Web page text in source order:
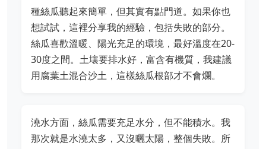
種絲瓜聽起來簡單，但其實有點門道。如果你也
想試試，這裡分享我的經驗，包括失敗的部分。
絲瓜喜歡溫暖、陽光充足的環境，最好溫度在20-
30度之間。土壤要排水好，富含有機質，我建議
用腐葉土混合沙土，這樣絲瓜根部才不會爛。
澆水方面，絲瓜需要充足水分，但不能積水。我
那次就是水澆太多，又沒曬太陽，整個失敗。所